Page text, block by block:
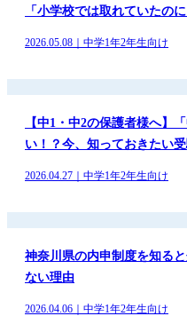
「小学校では取れていた
2026.05.08｜中学1年2年生向け
【中1・中2の保護者様へ】
い！？今、知っておきたい
2026.04.27｜中学1年2年生向け
神奈川県の内申制度を知る
ない理由
2026.04.06｜中学1年2年生向け